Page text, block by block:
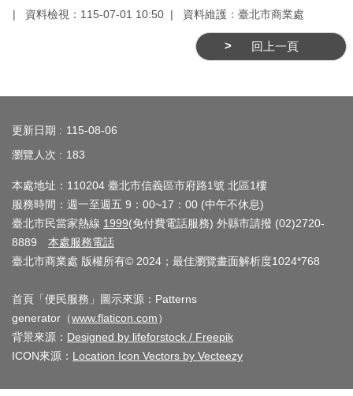
府
網
資
料
放
告
隱
私
資料檢視：115-07-01 10:50
資料維護：臺北市商業處
回上一頁
更新日期
115-08-06
瀏覽人次
183
本處地址：110204 臺北市信義區市府路1號 北區1樓
服務時間：週一至週五 9：00~17：00 (中午不休息)
臺北市民當家熱線 1999(免付費電話服務) 外縣市請撥 (02)2720-
8889 本處服務電話
臺北市商業處 版權所有© 2024；最佳瀏覽畫面解析度1024*768
首頁「便民服務」圖示來源：Patterns
generator（www.flaticon.com）
背景來源： Designed by lifeforstock / Freepik
ICON來源： Location Icon Vectors by Vecteezy